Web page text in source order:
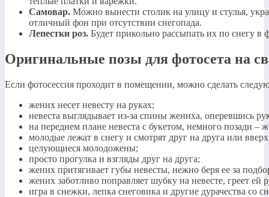
Самовар. Можно вынести столик на улицу и стулья,
отличный фон при отсутствии снегопада.
Лепестки роз. Будет прикольно рассыпать их по снегу в
Оригинальные позы для фотосета на
Если фотосессия проходит в помещении, можно сделать
жених несет невесту на руках;
невеста выглядывает из-за спины жениха, оперевшись
на переднем плане невеста с букетом, немного позади –
молодые лежат в снегу и смотрят друг на друга или
целующиеся молодожены;
просто прогулка и взгляды друг на друга;
жених притягивает губы невесты, нежно беря ее за
жених заботливо поправляет шубку на невесте, греет ей
игра в снежки, лепка снеговика и другие дурачества со